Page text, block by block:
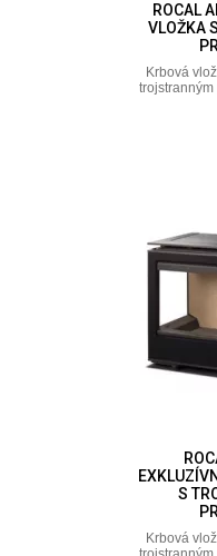
ROCAL
VLOŽKA
Krbová
S
Krbová